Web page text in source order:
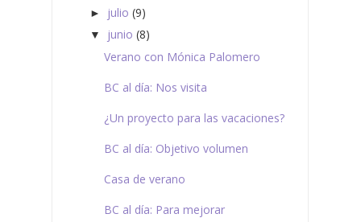
► julio (9)
▼ junio (8)
Verano con Mónica Palomero
BC al día: Nos visita
¿Un proyecto para las vacaciones?
BC al día: Objetivo volumen
Casa de verano
BC al día: Para mejorar